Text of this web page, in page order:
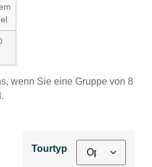
wenn Sie eine Gruppe von 8
Tourtyp